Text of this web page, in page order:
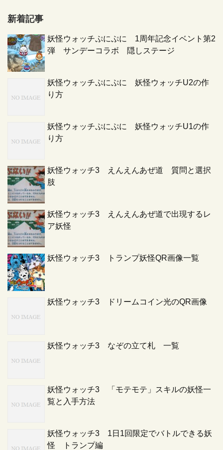
新着記事
妖怪ウォッチぷにぷに 1周年記念イベント第2
弾 サンデーコラボ 隠しステージ
妖怪ウォッチぷにぷに 妖怪ウォッチU2の作
り方
妖怪ウォッチぷにぷに 妖怪ウォッチU1の作
り方
妖怪ウォッチ3 えんえんあぜ道 質問と選択
肢
妖怪ウォッチ3 えんえんあぜ道で出現するレ
ア妖怪
妖怪ウォッチ3 トランプ妖怪QR画像一覧
妖怪ウォッチ3 ドリームコイン光のQR画像
妖怪ウォッチ3 なぞの立て札 一覧
妖怪ウォッチ3 「モテモテ」スキルの妖怪一
覧と入手方法
妖怪ウォッチ3 1日1回限定でバトルできる妖
怪 トランプ編